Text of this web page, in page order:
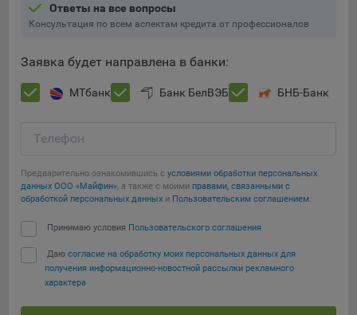
9.3. Файлы cookie предпочтений, например, для настройки
контента. Данные файлы cookie собирают информацию о
позволяют Обществу «запомнить» информацию о
выбранном пользователем городе и других местных
настройках для того, чтобы соответствующим образом
9.4. Аналитические файлы cookie, например
собирают информацию о том, как пользователь
использовал сайты, и позволяют Обществу вносить в них
Аналитические файлы cookie показывают, какие страницы
сайта Общества посещаются чаще всего, помогают
выявлять трудности, возникающие при использовании
сайта, а также позволяют оценить эффективность
рекламы. Благодаря этому у Общества есть возможность
Сохранить мои изменения
Сохранить по умолчанию
Ответы на все вопросы
Консультация по всем аспектам кредита от профессионалов
Заявка будет направлена в банки:
МТбанк Банк БелВЭБ БНБ-Банк
Телефон
Предварительно ознакомившись с условиями обработки персональных
данных ООО «Майфин», а также с моими правами, связанными с
обработкой персональных данных и Пользовательским соглашением:
Принимаю условия Пользовательского соглашения
Даю согласие на обработку моих персональных данных для
получения информационно-новостной рассылки рекламного
характера